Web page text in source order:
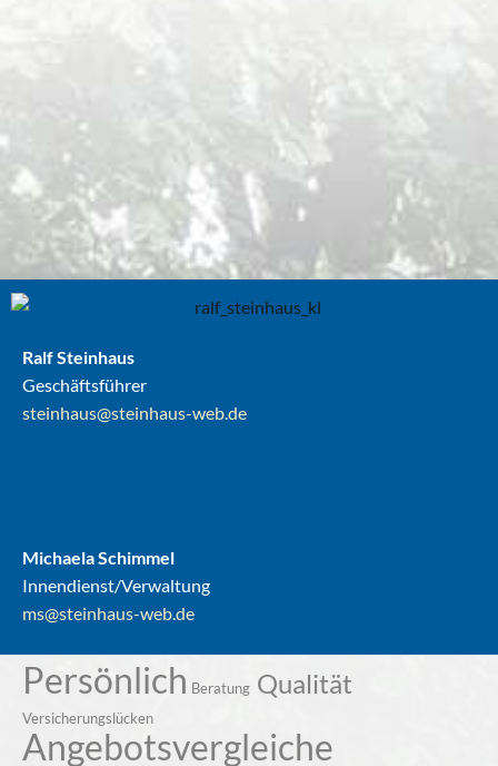
Ralf Steinhaus
Geschäftsführer
steinhaus@steinhaus-web.de
Michaela Schimmel
Innendienst/Verwaltung
ms@steinhaus-web.de
Persönlich Beratung Qualität
Versicherungslücken
Angebotsvergleiche